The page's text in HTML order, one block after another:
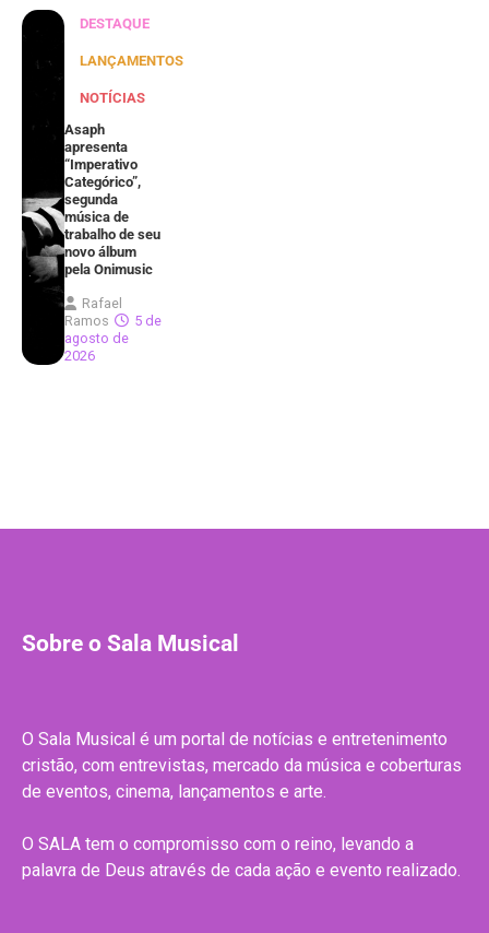
DESTAQUE
LANÇAMENTOS
NOTÍCIAS
Asaph
apresenta
“Imperativo
Categórico”,
segunda
música de
trabalho de seu
novo álbum
pela Onimusic
Rafael
Ramos
5 de
agosto de
2026
Sobre o Sala Musical
O Sala Musical é um portal de notícias e entretenimento
cristão, com entrevistas, mercado da música e coberturas
de eventos, cinema, lançamentos e arte.
O SALA tem o compromisso com o reino, levando a
palavra de Deus através de cada ação e evento realizado.